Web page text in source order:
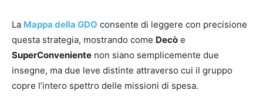
La Mappa della GDO consente di leggere con precisione
questa strategia, mostrando come Decò e
SuperConveniente non siano semplicemente due
insegne, ma due leve distinte attraverso cui il gruppo
copre l’intero spettro delle missioni di spesa.